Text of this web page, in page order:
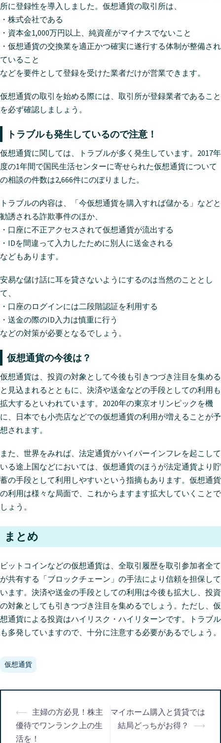
所に登録性を導入しました。仮想通貨の取引所は、
・株式会社である
・資本金1,000万円以上、純資産がマイナスでないこと
・仮想通貨の交換業を適正かつ確実に遂行する体制が整備され
ていること
などを要件として登録を受けた業者だけが営業できます。
仮想通貨の取引を始める際には、取引所が登録業者であること
を必ず確認しましょう。
トラブルも発生しているので注意！
仮想通貨に関しては、トラブルが多く発生しています。2017年
度の1年間で国民生活センターに寄せられた仮想通貨について
の相談の件数は2,666件にのぼりました。
トラブルの内容は、「今仮想通貨を購入すれば儲かる」などと
勧誘される詐欺事件のほか、
・口座に不正アクセスされて仮想通貨が流出する
・IDを間違って入力したために別人に送金される
などもあります。
安易な儲け話に耳を貸さないようにするのは当然のこととし
て、
・口座のログインには二段階認証を利用する
・送金の際のID入力は慎重に行う
などの対策が必要となるでしょう。
仮想通貨の今後は？
仮想通貨は、投資の対象として今後も引きつづき注目を集める
と見込まれるとともに、決済や送金などの手段としての利用も
拡大するといわれています。2020年の東京オリンピックを機
に、日本でも小売店などでの仮想通貨の利用が増えることが予
想されます。
また、世界をみれば、法定通貨がハイパーインフレを起こして
いる途上国などにおいては、仮想通貨のほうが法定通貨より貯
蓄の手段として利用しやすいという指摘もあります。仮想通貨
の利用は様々な局面で、これからますます拡大していくことで
しょう。
まとめ
ビットコインなどの仮想通貨は、全取引履歴を取引参加者全て
が共有する「ブロックチェーン」の手法により信頼を担保して
います。決済や送金の手段としての利用は今後も拡大し、投資
の対象としても引きつづき注目を集めるでしょう。ただし、仮
想通貨による投資はハイリスク・ハイリターンです。トラブル
も多発していますので、十分に注意する必要があるでしょう。
仮想通貨
稿
ナ
ビ
ゲ
⟵ 主婦の方必見！株主
優待でワンランク上の生
活を！
マイホーム購入と賃貸では
結局どっちがお得？
⟶